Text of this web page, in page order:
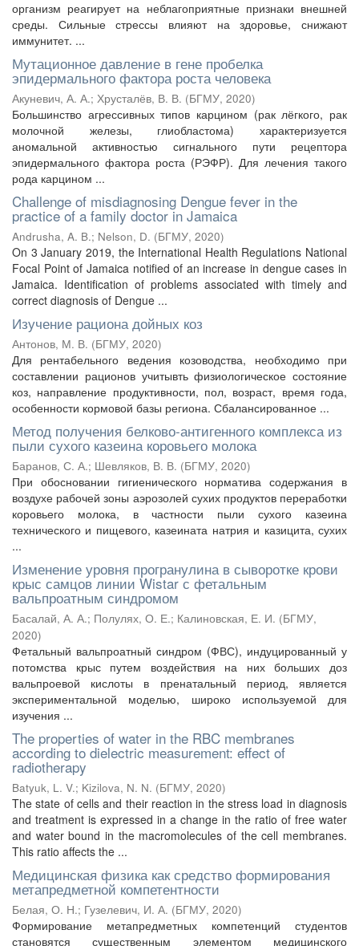
организм реагирует на неблагоприятные признаки внешней
среды. Сильные стрессы влияют на здоровье, снижают
иммунитет. ...
Мутационное давление в гене пробелка
эпидермального фактора роста человека
Акуневич, А. А.; Хрусталёв, В. В. (БГМУ, 2020)
Большинство агрессивных типов карцином (рак лёгкого, рак
молочной железы, глиобластома) характеризуется
аномальной активностью сигнального пути рецептора
эпидермального фактора роста (РЭФР). Для лечения такого
рода карцином ...
Challenge of misdiagnosing Dengue fever in the
practice of a family doctor in Jamaica
Andrusha, A. B.; Nelson, D. (БГМУ, 2020)
On 3 January 2019, the International Health Regulations National
Focal Point of Jamaica notified of an increase in dengue cases in
Jamaica. Identification of problems associated with timely and
correct diagnosis of Dengue ...
Изучение рациона дойных коз
Антонов, М. В. (БГМУ, 2020)
Для рентабельного ведения козоводства, необходимо при
составлении рационов учитывть физиологическое состояние
коз, направление продуктивности, пол, возраст, время года,
особенности кормовой базы региона. Сбалансированное ...
Метод получения белково-антигенного комплекса из
пыли сухого казеина коровьего молока
Баранов, С. А.; Шевляков, В. В. (БГМУ, 2020)
При обосновании гигиенического норматива содержания в
воздухе рабочей зоны аэрозолей сухих продуктов переработки
коровьего молока, в частности пыли сухого казеина
технического и пищевого, казеината натрия и казицита, сухих
...
Изменение уровня програнулина в сыворотке крови
крыс самцов линии Wistar с фетальным
вальпроатным синдромом
Басалай, А. А.; Полулях, О. Е.; Калиновская, Е. И. (БГМУ,
2020)
Фетальный вальпроатный синдром (ФВС), индуцированный у
потомства крыс путем воздействия на них больших доз
вальпроевой кислоты в пренатальный период, является
экспериментальной моделью, широко используемой для
изучения ...
The properties of water in the RBC membranes
according to dielectric measurement: effect of
radiotherapy
Batyuk, L. V.; Kizilova, N. N. (БГМУ, 2020)
The state of cells and their reaction in the stress load in diagnosis
and treatment is expressed in a change in the ratio of free water
and water bound in the macromolecules of the cell membranes.
This ratio affects the ...
Медицинская физика как средство формирования
метапредметной компетентности
Белая, О. Н.; Гузелевич, И. А. (БГМУ, 2020)
Формирование метапредметных компетенций студентов
становятся существенным элементом медицинского